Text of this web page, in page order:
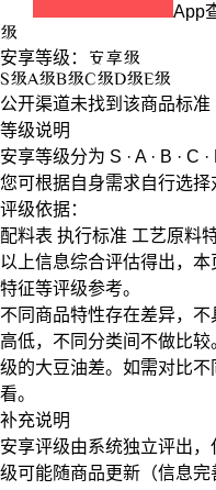
App
级
安享等级： 安享级
S级A级B级C级D级E级
公开渠道未找到该商品标准
等级说明
安享等级分为 S · A · B · C ·
您可根据自身需求自行选择
评级依据：
配料表 执行标准 工艺原料
以上信息综合评估得出，本
特征等评级参考。
不同商品特性存在差异，
高低，不同分类间不做比
级的大豆油差。如需对比
看。
补充说明
安享评级由系统独立评出，
级可能随商品更新（信息